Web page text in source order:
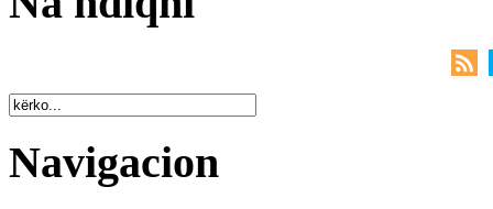
Navigacion